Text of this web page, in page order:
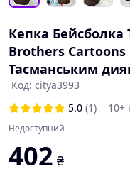
Кепка Бейсболка
Brothers Cartoons
Тасманським
Код: citya3993
5.0 (1) 10+
Недоступний
402 ₴